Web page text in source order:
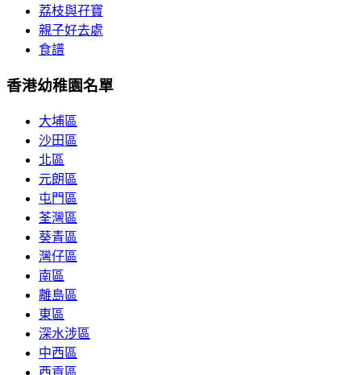
荔枝與孖寶
親子好去處
食譜
香港幼稚園名單
大埔區
沙田區
北區
元朗區
屯門區
荃灣區
葵青區
灣仔區
南區
離島區
東區
深水涉區
中西區
西貢區